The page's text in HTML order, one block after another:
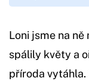
Loni jsme na ně
spálily květy a
příroda